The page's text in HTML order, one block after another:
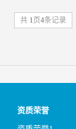
共 1 页4条记录
资质荣誉